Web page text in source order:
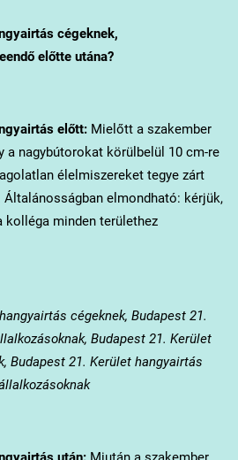
cégeknek,
előtte utána?
előtt:Mielőtt a szakember
a nagybútorokat körülbelül 10 cm-re
élelmiszereket tegye zárt
Általánosságban elmondható: kérjük,
kolléga minden területhez
cégeknek, Budapest 21.
Budapest 21. Kerület
Budapest 21. Kerület hangyairtás